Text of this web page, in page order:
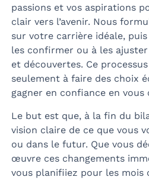
passions et vos aspirations
clair vers l’avenir. Nous
sur votre carrière idéale,
les confirmer ou à les
et découvertes. Ce
seulement à faire des choix
gagner en confiance en vous
Le but est que, à la fin du
vision claire de ce que vous
ou dans le futur. Que vous
œuvre ces changements
vous planifiiez pour les mois